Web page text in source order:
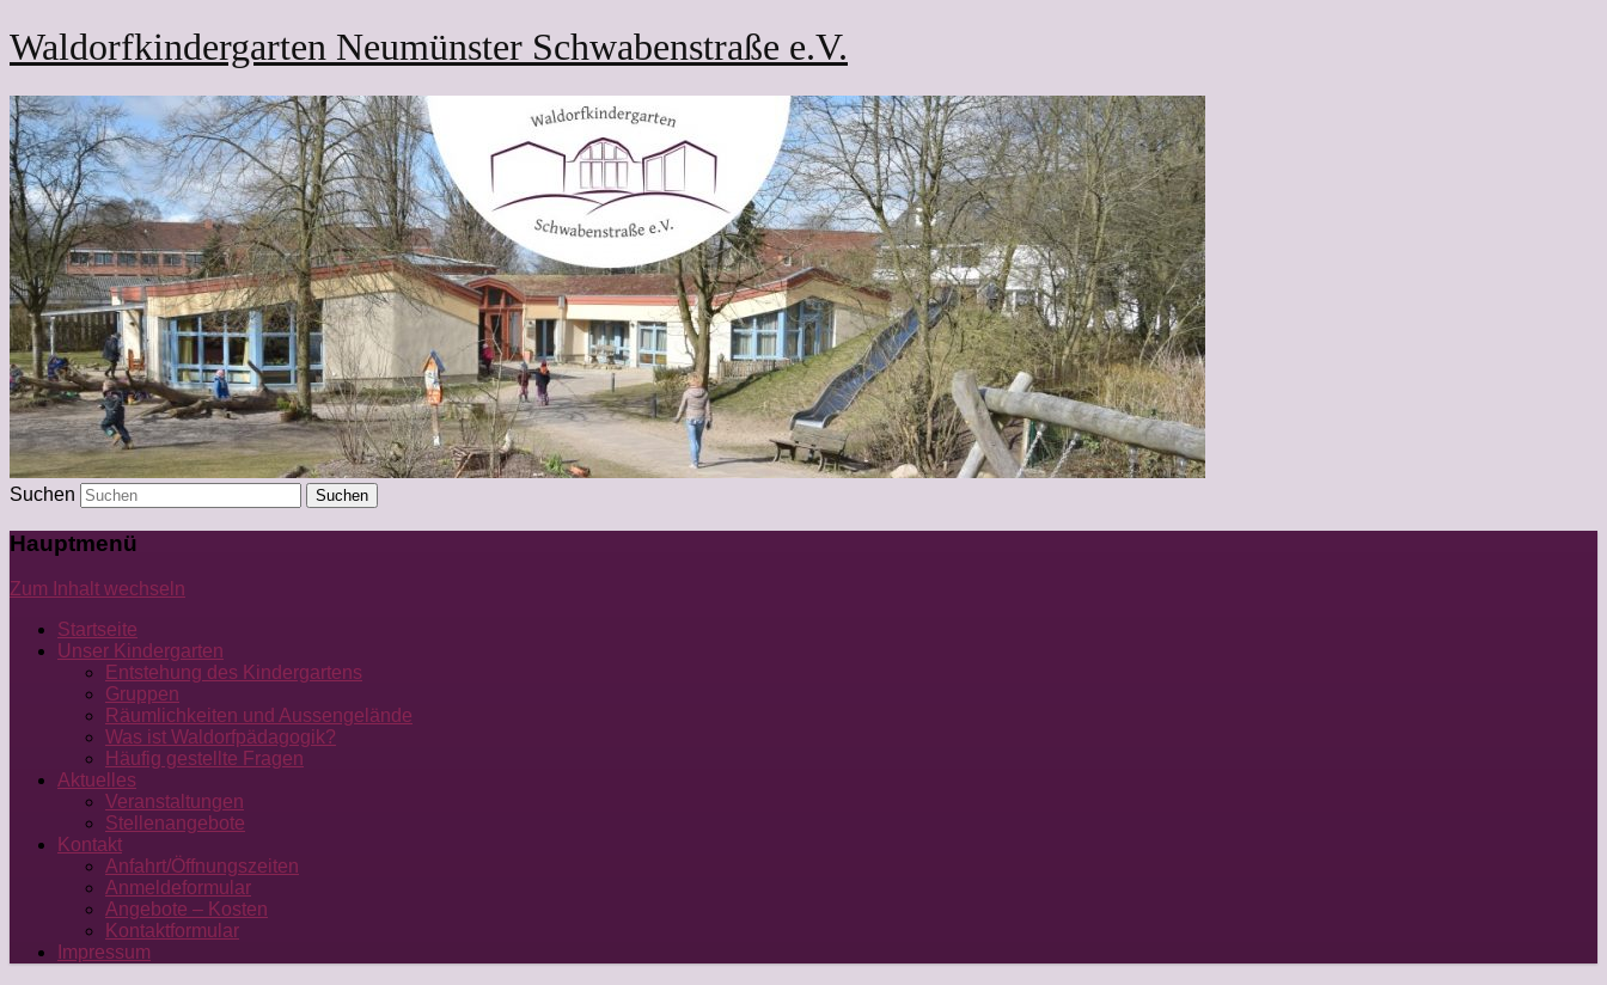
Waldorfkindergarten Neumünster Schwabenstraße e.V.
Suchen
Hauptmenü
Zum Inhalt wechseln
Startseite
Unser Kindergarten
Entstehung des Kindergartens
Gruppen
Räumlichkeiten und Aussengelände
Was ist Waldorfpädagogik?
Häufig gestellte Fragen
Aktuelles
Veranstaltungen
Stellenangebote
Kontakt
Anfahrt/Öffnungszeiten
Anmeldeformular
Angebote – Kosten
Kontaktformular
Impressum